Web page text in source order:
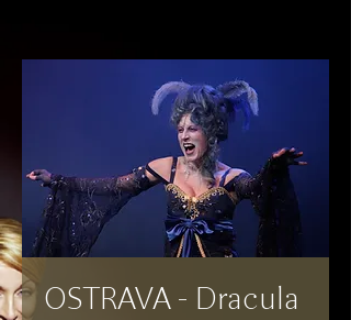
OSTRAVA - Dracula